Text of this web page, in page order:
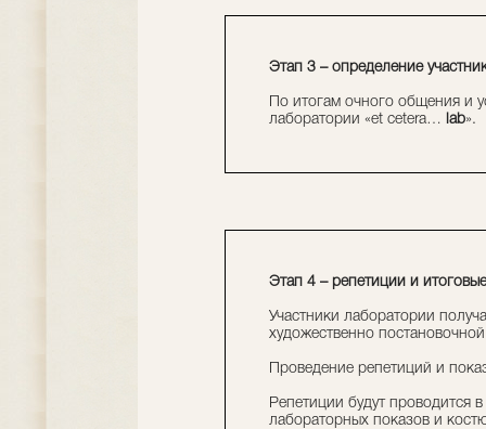
Этап 3 – определение
По итогам очного общения и
лаборатории «et cetera…
lab».
Этап 4 – репетиции и
Участники лаборатории
художественно постановочной
Проведение репетиций и
Репетиции будут проводится
лабораторных показов и